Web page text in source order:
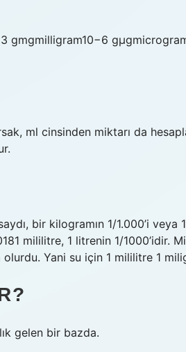
gmgmilligram10−6
ml cinsinden miktarı da
bir kilogramın 1/1.000’i veya
mililitre, 1 litrenin 1/1000’idir.
olurdu. Yani su için 1 mililitre 1
gelen bir bazda.